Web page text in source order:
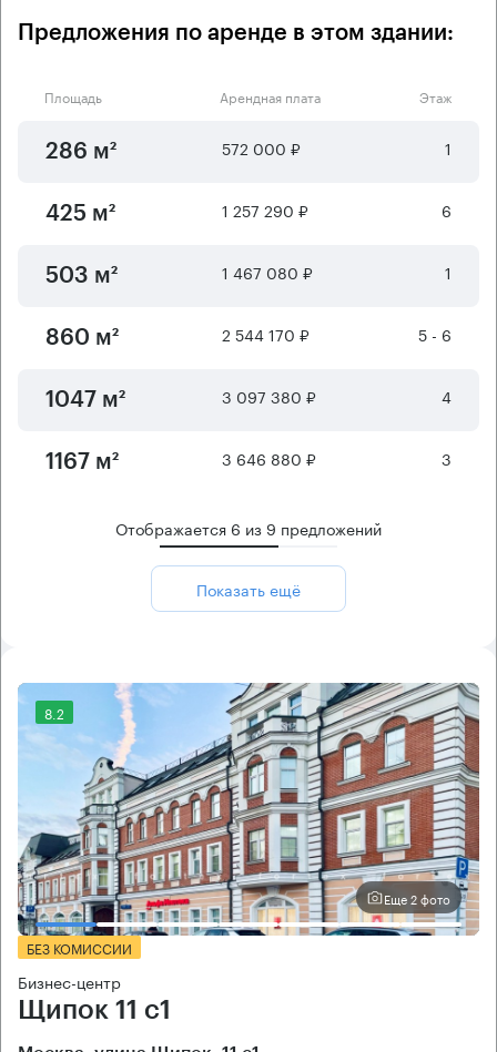
Предложения по аренде в этом здании:
Площадь Арендная плата Этаж
286 м² 572 000 ₽ 1
425 м² 1 257 290 ₽ 6
503 м² 1 467 080 ₽ 1
860 м² 2 544 170 ₽ 5 - 6
1047 м² 3 097 380 ₽ 4
1167 м² 3 646 880 ₽ 3
Отображается 6 из 9 предложений
Показать ещё
8.2
Еще 2 фото
БЕЗ КОМИССИИ
Бизнес-центр
Щипок 11 с1